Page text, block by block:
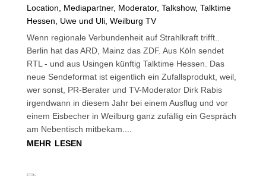
Location
Mediapartner, Moderator, Talkshow, Talktime
Hessen
Uwe und Uli, Weilburg TV
Wenn regionale Verbundenheit auf Strahlkraft trifft..
Berlin hat das ARD, Mainz das ZDF. Aus Köln sendet
RTL - und aus Usingen künftig Talktime Hessen. Das
neue Sendeformat ist eigentlich ein Zufallsprodukt, weil,
wer sonst, PR-Berater und TV-Moderator Dirk Rabis
irgendwann in diesem Jahr bei einem Ausflug und vor
einem Eisbecher in Weilburg ganz zufällig ein Gespräch
am Nebentisch mitbekam....
mehr lesen